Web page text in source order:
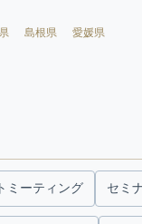
島根県
愛媛県
ミーティング セミ